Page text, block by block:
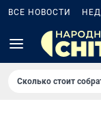
ВСЕ НОВОСТИ
Сколько стоит